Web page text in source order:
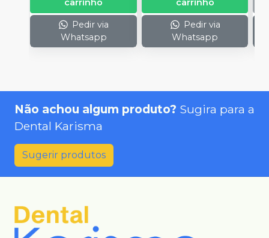
carrinho
Pedir via
Whatsapp
carrinho
Pedir via
Whatsapp
Não achou algum produto? Sugira para a
Dental Karisma
Sugerir produtos